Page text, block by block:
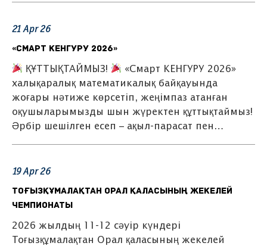
21 Apr26
«Смарт КЕНГУРУ 2026»
ҚҰТТЫҚТАЙМЫЗ!
«Смарт КЕНГУРУ 2026»
халықаралық математикалық байқауында
жоғары нәтиже көрсетіп, жеңімпаз атанған
оқушыларымызды шын жүректен құттықтаймыз!
Әрбір шешілген есеп – ақыл-парасат пен…
19Apr26
Тоғызқұмалақтан Орал қаласының жекелей
чемпионаты
2026 жылдың 11-12 сәуір күндері
Тоғызқұмалақтан Орал қаласының жекелей